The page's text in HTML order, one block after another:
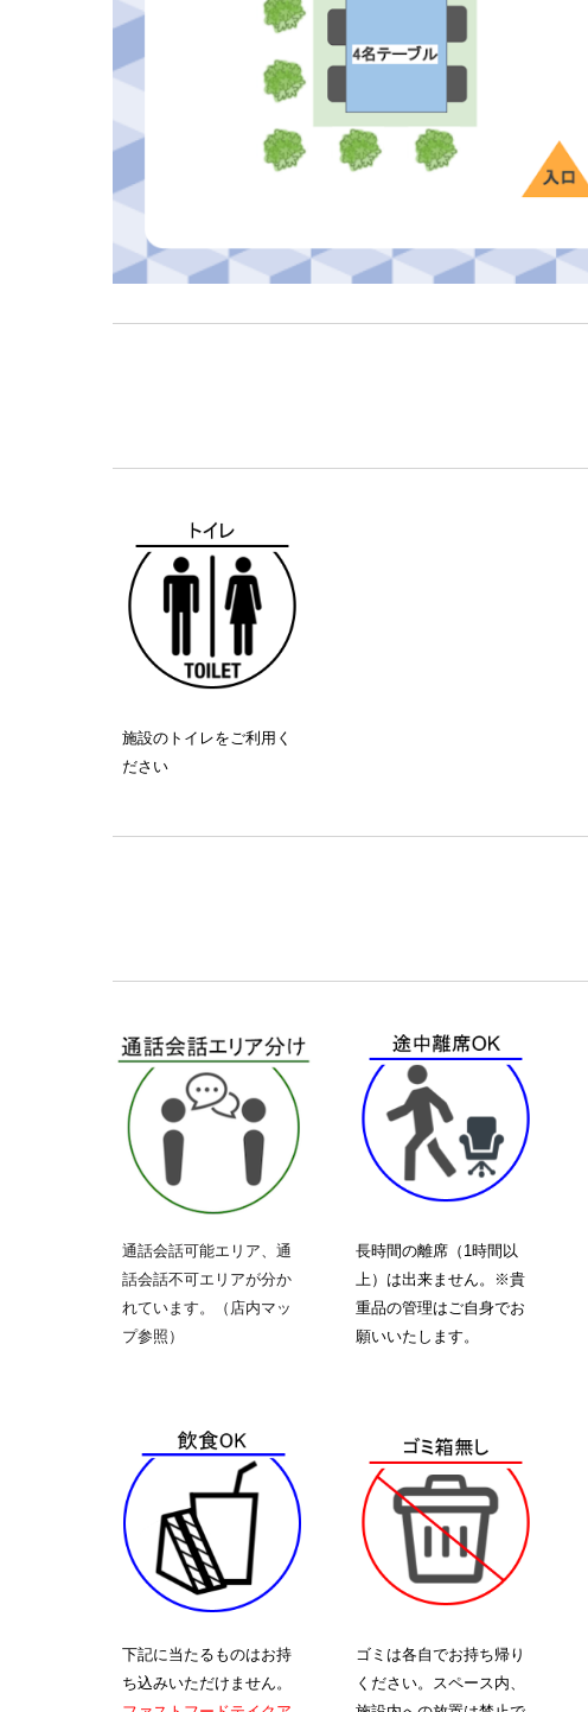
施設のトイレをご利用く
ださい
通話会話可能エリア、通
話会話不可エリアが分か
れています。（店内マッ
プ参照）
長時間の離席（1時間以
上）は出来ません。※貴
重品の管理はご自身でお
願いいたします。
下記に当たるものはお持
ち込みいただけません。
ゴミは各自でお持ち帰り
ください。スペース内、